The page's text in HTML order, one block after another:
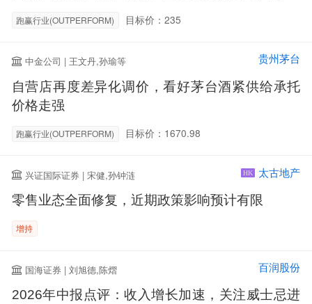
跑赢行业(OUTPERFORM) 目标价：235
中金公司 | 王文丹,孙瑜等 贵州茅台
自营店再度差异化调价，看好茅台酒紧供给承托
价格走强
跑赢行业(OUTPERFORM) 目标价：1670.98
兴证国际证券 | 宋健,孙钟涟 HK 太古地产
零售业态全面修复，近期政策影响预计有限
增持
国海证券 | 刘旭德,陈熠 百润股份
2026年中报点评：收入增长加速，关注威士忌进